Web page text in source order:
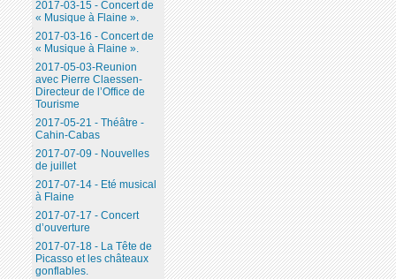
2017-03-15 - Concert de
« Musique à Flaine ».
2017-03-16 - Concert de
« Musique à Flaine ».
2017-05-03-Reunion
avec Pierre Claessen-
Directeur de l’Office de
Tourisme
2017-05-21 - Théâtre -
Cahin-Cabas
2017-07-09 - Nouvelles
de juillet
2017-07-14 - Eté musical
à Flaine
2017-07-17 - Concert
d’ouverture
2017-07-18 - La Tête de
Picasso et les châteaux
gonflables.